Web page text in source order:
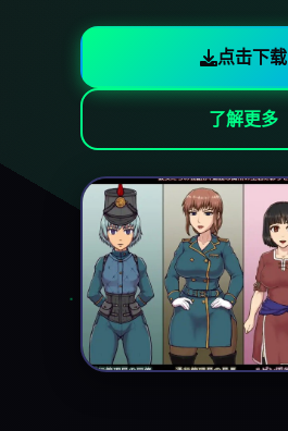
点击下载
了解更多